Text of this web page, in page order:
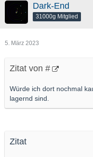
Dark-End
31000g Mitglied
5. März 2023
Zitat von #
Würde ich dort nochmal
lagernd sind.
Zitat